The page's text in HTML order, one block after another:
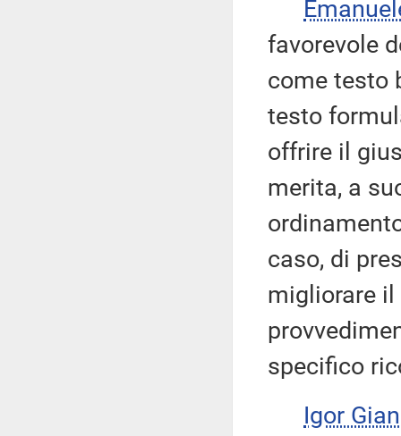
favorevole
come testo
testo
offrire il
merita, a
caso, di
migliorare
specifico
Igor